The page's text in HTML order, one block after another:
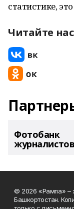
статистике,
Читайте нас
Фотобанк
© 2026 «Рампа» –
Башкортостан.